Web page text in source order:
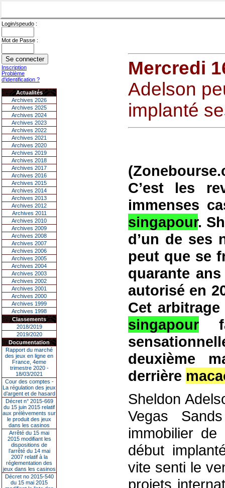
Login/speudo :
Mot de Passe :
Inscription
Problème
d'identification ?
Actualités
Archives 2026
Archives 2025
Archives 2024
Archives 2023
Archives 2022
Archives 2021
Archives 2020
Archives 2019
Archives 2018
Archives 2017
Archives 2016
Archives 2015
Archives 2014
Archives 2013
Archives 2012
Archives 2011
Archives 2010
Archives 2009
Archives 2008
Archives 2007
Archives 2006
Archives 2005
Archives 2004
Archives 2003
Archives 2002
Archives 2001
Archives 2000
Archives 1999
Archives 1998
Classements
2018/2019
2019/2020
Documentation
Rapport du marché
des jeux en ligne en
France, 4eme
trimestre 2020 -
18/03/2021
Cour des comptes -
La régulation des jeux
d’argent et de hasard
Décret n° 2015-669
du 15 juin 2015 relatif
aux prélèvements sur
le produit des jeux
dans les casinos
Arrêté du 15 mai
2015 modifiant les
dispositions de
l’arrêté du 14 mai
2007 relatif à la
réglementation des
jeux dans les casinos
Décret no 2015-540
du 15 mai 2015
Mercredi
Adelson
implanté
C’est les
immenses
singapour.
d’un de ses
peut que se
quarante
autorisé en
Cet
singapour
deuxième
derrière
Sheldon
Vegas
immobilier
début
vite senti le
projets